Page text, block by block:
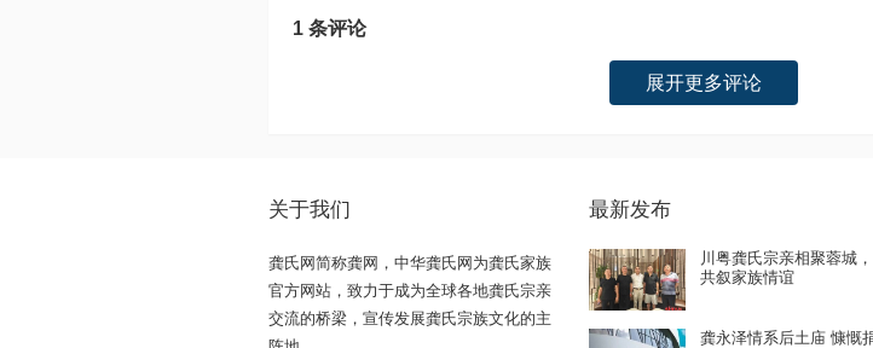
1 条评论
展开更多评论
关于我们
龚氏网简称龚网，中华龚氏网为龚氏家族
官方网站，致力于成为全球各地龚氏宗亲
交流的桥梁，宣传发展龚氏宗族文化的主
最新发布
川粤龚氏宗亲相聚蓉城，
共叙家族情谊
龚永泽情系后土庙 慷慨